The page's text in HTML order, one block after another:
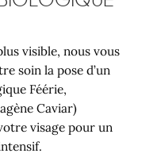
visible, nous vous
soin la pose d’un
Féérie,
Caviar)
visage pour un